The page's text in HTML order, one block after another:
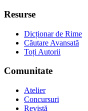
Resurse
Dicționar de Rime
Căutare Avansată
Toți Autorii
Comunitate
Atelier
Concursuri
Revistă